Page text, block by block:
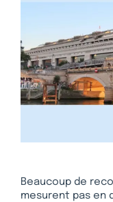
Beaucoup de
mesurent pas en